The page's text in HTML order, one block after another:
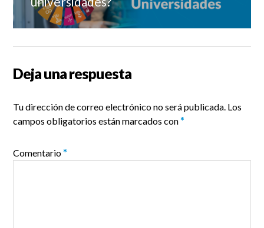
Deja una respuesta
Tu dirección de correo electrónico no será publicada. Los
campos obligatorios están marcados con*
Comentario*